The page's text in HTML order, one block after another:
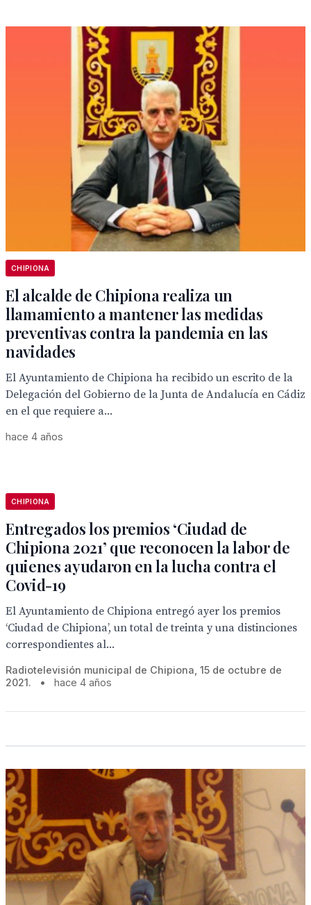
CHIPIONA
El alcalde de Chipiona realiza un
llamamiento a mantener las medidas
preventivas contra la pandemia en las
navidades
El Ayuntamiento de Chipiona ha recibido un escrito de la
Delegación del Gobierno de la Junta de Andalucía en Cádiz
en el que requiere a...
hace 4 años
CHIPIONA
Entregados los premios ‘Ciudad de
Chipiona 2021’ que reconocen la labor de
quienes ayudaron en la lucha contra el
Covid-19
El Ayuntamiento de Chipiona entregó ayer los premios
‘Ciudad de Chipiona’, un total de treinta y una distinciones
correspondientes al...
Radiotelevisión municipal de Chipiona, 15 de octubre de
2021.
• hace 4 años